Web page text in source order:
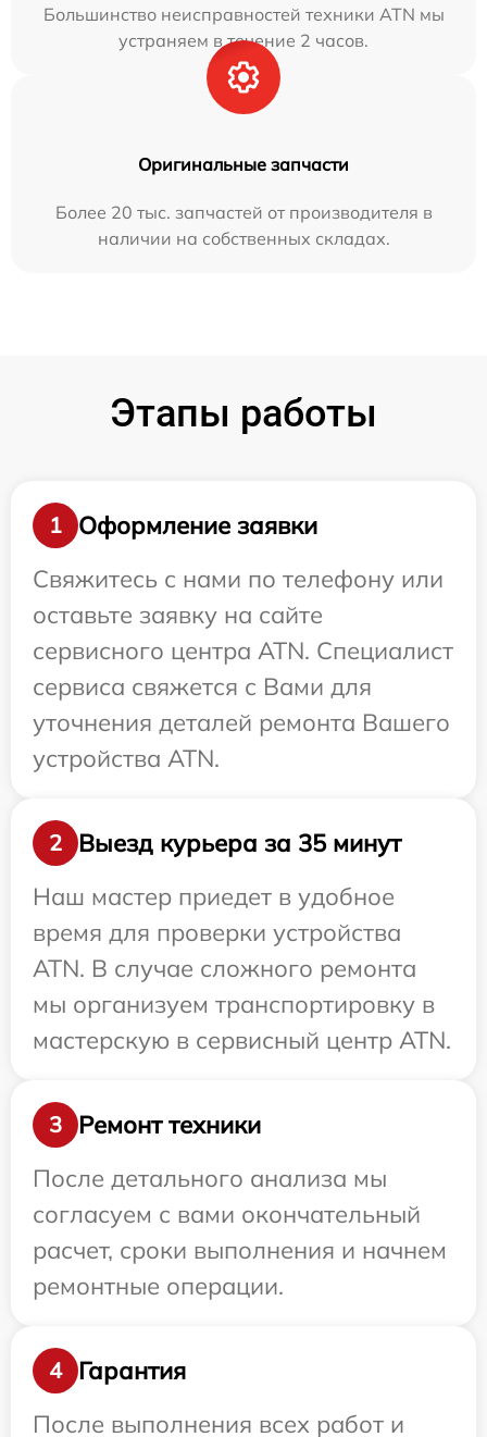
Большинство неисправностей техники ATN мы
устраняем в течение 2 часов.
Оригинальные запчасти
Более 20 тыс. запчастей от производителя в
наличии на собственных складах.
Этапы работы
1
Оформление заявки
Свяжитесь с нами по телефону или
оставьте заявку на сайте
сервисного центра ATN. Специалист
сервиса свяжется с Вами для
уточнения деталей ремонта Вашего
устройства ATN.
2
Выезд курьера за 35 минут
Наш мастер приедет в удобное
время для проверки устройства
ATN. В случае сложного ремонта
мы организуем транспортировку в
мастерскую в сервисный центр ATN.
3
Ремонт техники
После детального анализа мы
согласуем с вами окончательный
расчет, сроки выполнения и начнем
ремонтные операции.
4
Гарантия
После выполнения всех работ и